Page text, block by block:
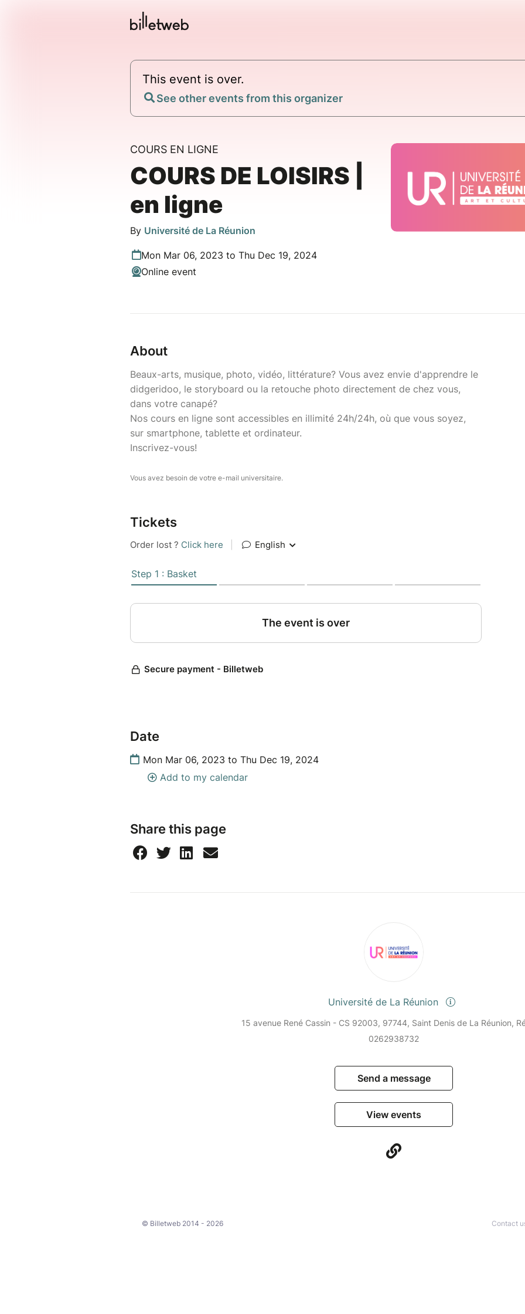
This event is over.
See other events from this organizer
COURS EN LIGNE
COURS DE LOISIRS |
en ligne
By Université de La Réunion
Mon Mar 06, 2023 to Thu Dec 19, 2024
Online event
About
Beaux-arts, musique, photo, vidéo, littérature? Vous avez envie d'apprendre le
didgeridoo, le storyboard ou la retouche photo directement de chez vous,
dans votre canapé?
Nos cours en ligne sont accessibles en illimité 24h/24h, où que vous soyez,
sur smartphone, tablette et ordinateur.
Inscrivez-vous!
Vous avez besoin de votre e-mail universitaire.
Tickets
Date
Mon Mar 06, 2023 to Thu Dec 19, 2024
Add to my calendar
Share this page
Université de La Réunion
15 avenue René Cassin - CS 92003, 97744, Saint Denis de La Réunion,
0262938732
Send a message
View events
© Billetweb 2014 - 2026 Contact